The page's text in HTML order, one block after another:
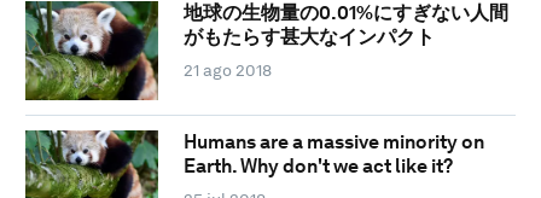
地球の生物量の0.01%にすぎない人間
がもたらす甚大なインパクト
21 ago 2018
Humans are a massive minority on
Earth. Why don't we act like it?